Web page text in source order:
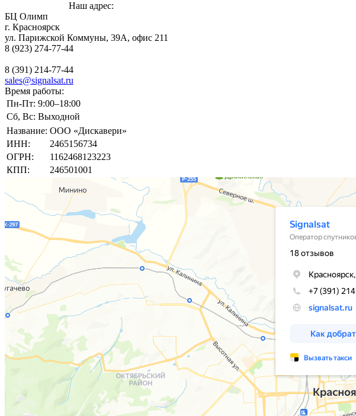
Наш адрес:
БЦ Олимп
г. Красноярск
ул. Парижской Коммуны, 39А, офис 211
8 (923) 274-77-44
8 (391) 214-77-44
sales@signalsat.ru
Время работы:
Пн-Пт: 9:00–18:00
Сб, Вс: Выходной
Название: ООО «Дискавери»
ИНН:
2465156734
ОГРН:
1162468123223
КПП:
246501001